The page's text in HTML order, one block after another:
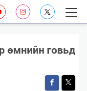
өмнийн говьд